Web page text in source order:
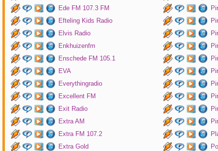
Ede FM 107.3 FM
Efteling Kids Radio
Elvis Radio
Enkhuizenfm
Enschede FM 105.1
EVA
Everythingradio
Excellent FM
Exit Radio
Extra AM
Extra FM 107.2
Extra Gold